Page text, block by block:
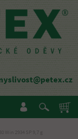
Win 2934 SP 9,7 g